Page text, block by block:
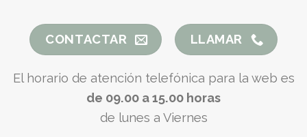
CONTACTAR LLAMAR
El horario de atención telefónica para la web es
de 09.00 a 15.00 horas
de lunes a Viernes